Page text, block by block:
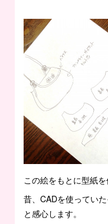
この絵をもとに型紙を
昔、CADを使ってい
と感心します。